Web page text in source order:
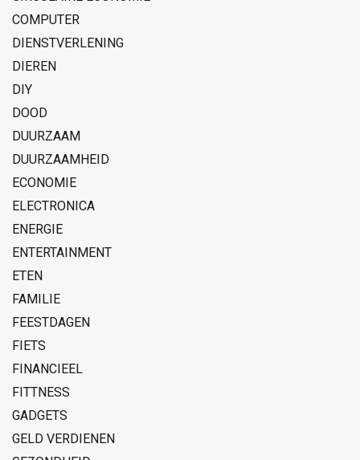
COMPUTER
DIENSTVERLENING
DIEREN
DIY
DOOD
DUURZAAM
DUURZAAMHEID
ECONOMIE
ELECTRONICA
ENERGIE
ENTERTAINMENT
ETEN
FAMILIE
FEESTDAGEN
FIETS
FINANCIEEL
FITTNESS
GADGETS
GELD VERDIENEN